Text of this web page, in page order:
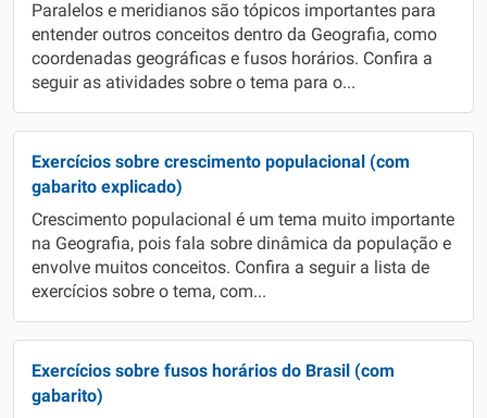
Paralelos e meridianos são tópicos importantes para
entender outros conceitos dentro da Geografia, como
coordenadas geográficas e fusos horários. Confira a
seguir as atividades sobre o tema para o...
Exercícios sobre crescimento populacional (com
gabarito explicado)
Crescimento populacional é um tema muito importante
na Geografia, pois fala sobre dinâmica da população e
envolve muitos conceitos. Confira a seguir a lista de
exercícios sobre o tema, com...
Exercícios sobre fusos horários do Brasil (com
gabarito)